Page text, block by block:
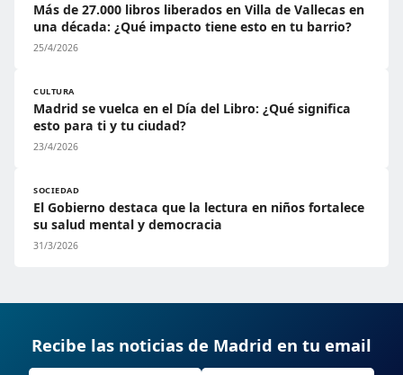
Más de 27.000 libros liberados en Villa de Vallecas en
una década: ¿Qué impacto tiene esto en tu barrio?
25/4/2026
CULTURA
Madrid se vuelca en el Día del Libro: ¿Qué significa
esto para ti y tu ciudad?
23/4/2026
SOCIEDAD
El Gobierno destaca que la lectura en niños fortalece
su salud mental y democracia
31/3/2026
Recibe las noticias de Madrid en tu email